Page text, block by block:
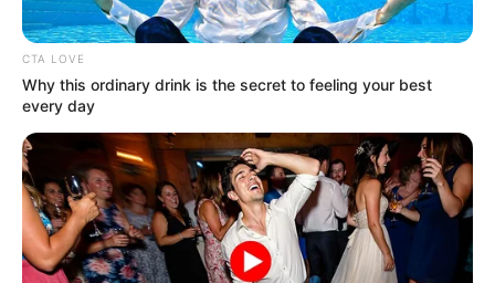
TransMilenio, además, detalló cuáles son las rutas que
llegan a las estaciones desde donde los asistentes al
evento pueden caminar hasta el estadio:
CTA LOVE
Why this ordinary drink is the secret to feeling your best
every day